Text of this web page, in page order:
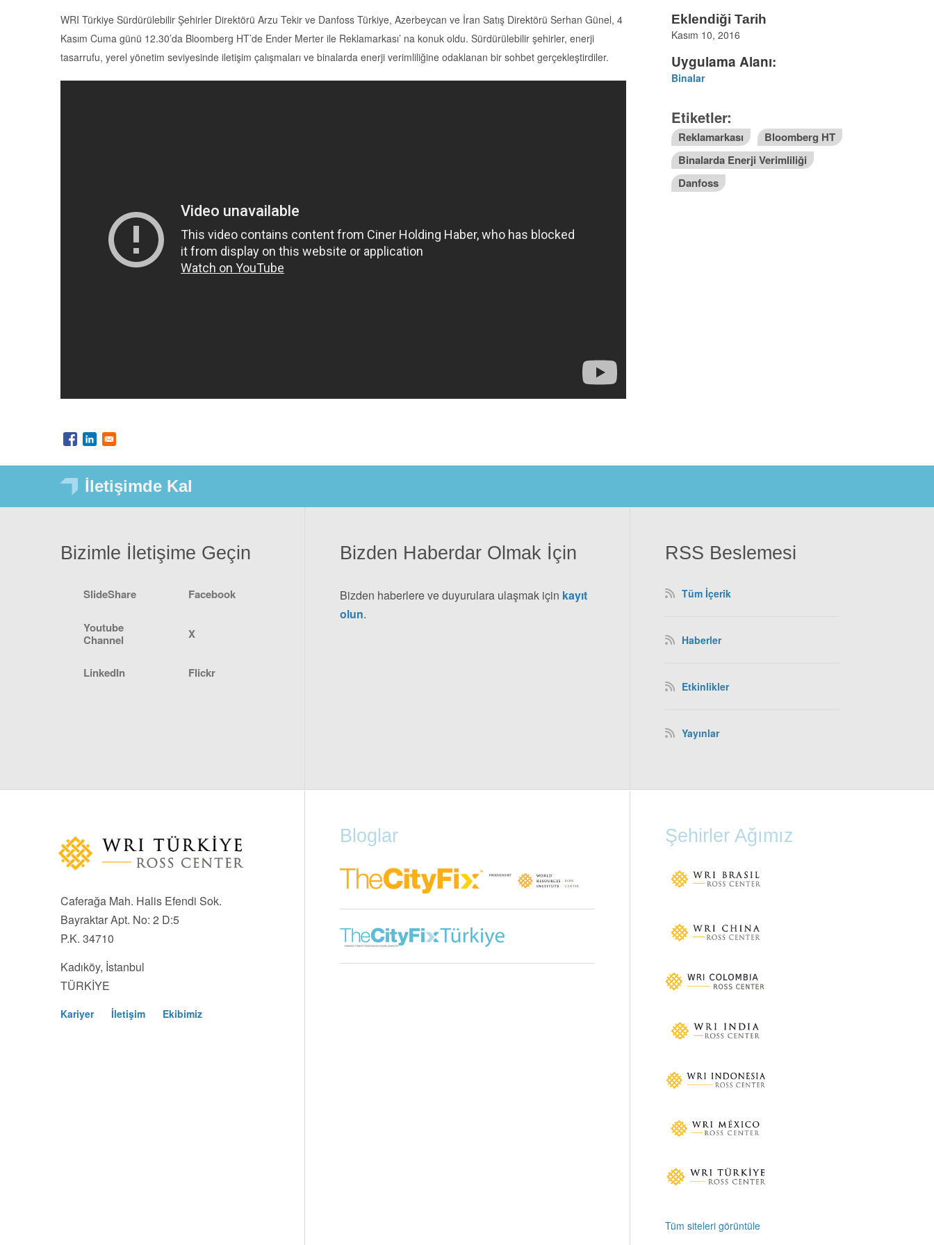
WRI Türkiye Sürdürülebilir Şehirler Direktörü Arzu Tekir ve Danfoss Türkiye, Azerbeycan ve İran Satış Direktörü Serhan Günel, 4
Kasım Cuma günü 12.30’da Bloomberg HT’de Ender Merter ile Reklamarkası’ na konuk oldu. Sürdürülebilir şehirler, enerji
tasarrufu, yerel yönetim seviyesinde iletişim çalışmaları ve binalarda enerji verimliliğine odaklanan bir sohbet gerçekleştirdiler.
Eklendiği Tarih
Kasım 10, 2016
Uygulama Alanı:
Binalar
Etiketler:
Reklamarkası
Bloomberg HT
Binalarda Enerji Verimliliği
Danfoss
İletişimde Kal
RSS Beslemesi
Tüm İçerik
Haberler
Etkinlikler
Yayınlar
Bizden Haberdar Olmak İçin
Bizden haberlere ve duyurulara ulaşmak için kayıt
olun.
Bizimle İletişime Geçin
SlideShare Facebook
Youtube
Channel
X
LinkedIn Flickr
Bloglar Şehirler Ağımız
Tüm siteleri görüntüle
Caferağa Mah. Halis Efendi Sok.
Bayraktar Apt. No: 2 D:5
P.K. 34710
Kadıköy, İstanbul
TÜRKİYE
Kariyer İletişim Ekibimiz